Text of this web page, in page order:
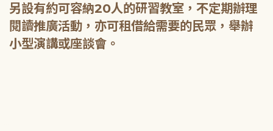
另設有約可容納20人的研習教室，不定期辦理
閱讀推廣活動，亦可租借給需要的民眾，舉辦
小型演講或座談會。